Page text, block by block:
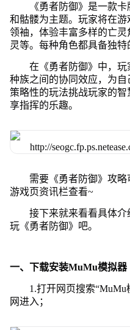
《勇者防御》是一款
和骷髅为主题。玩家将在
领袖，体验丰富多样的亡
灵等。每种角色都具备独特
在《勇者防御》中，
种族之间的协同效应，为
策略性的玩法挑战玩家的
享指挥的乐趣。
需要《勇者防御》攻
游戏页资讯栏查看~
接下来就来看看具体
玩《勇者防御》吧。
一、下载安装MuMu模拟器
1.打开网页搜索
网进入；